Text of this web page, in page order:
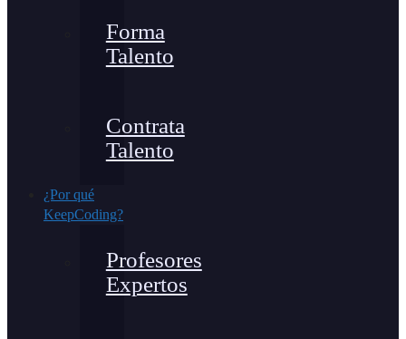
Forma
Talento
Contrata
Talento
¿Por qué
KeepCoding?
Profesores
Expertos